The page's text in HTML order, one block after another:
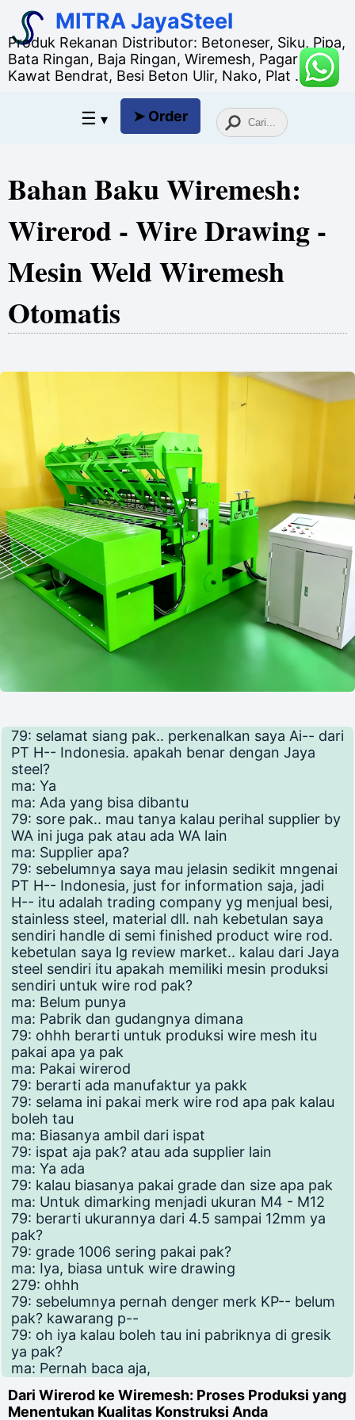
MITRA JayaSteel
Produk Rekanan Distributor: Betoneser, Siku, Pipa,
Bata Ringan, Baja Ringan, Wiremesh, Pagar BRC,
Kawat Bendrat, Besi Beton Ulir, Nako, Plat ...
☰ ▾ ➤ Order
Bahan Baku Wiremesh:
Wirerod - Wire Drawing -
Mesin Weld Wiremesh
Otomatis
79: selamat siang pak.. perkenalkan saya Ai-- dari
PT H-- Indonesia. apakah benar dengan Jaya
steel?
ma: Ya
ma: Ada yang bisa dibantu
79: sore pak.. mau tanya kalau perihal supplier by
WA ini juga pak atau ada WA lain
ma: Supplier apa?
79: sebelumnya saya mau jelasin sedikit mngenai
PT H-- Indonesia, just for information saja, jadi
H-- itu adalah trading company yg menjual besi,
stainless steel, material dll. nah kebetulan saya
sendiri handle di semi finished product wire rod.
kebetulan saya lg review market.. kalau dari Jaya
steel sendiri itu apakah memiliki mesin produksi
sendiri untuk wire rod pak?
ma: Belum punya
ma: Pabrik dan gudangnya dimana
79: ohhh berarti untuk produksi wire mesh itu
pakai apa ya pak
ma: Pakai wirerod
79: berarti ada manufaktur ya pakk
79: selama ini pakai merk wire rod apa pak kalau
boleh tau
ma: Biasanya ambil dari ispat
79: ispat aja pak? atau ada supplier lain
ma: Ya ada
79: kalau biasanya pakai grade dan size apa pak
ma: Untuk dimarking menjadi ukuran M4 - M12
79: berarti ukurannya dari 4.5 sampai 12mm ya
pak?
79: grade 1006 sering pakai pak?
ma: Iya, biasa untuk wire drawing
279: ohhh
79: sebelumnya pernah denger merk KP-- belum
pak? kawarang p--
79: oh iya kalau boleh tau ini pabriknya di gresik
ya pak?
ma: Pernah baca aja,
Dari Wirerod ke Wiremesh: Proses Produksi yang
Menentukan Kualitas Konstruksi Anda